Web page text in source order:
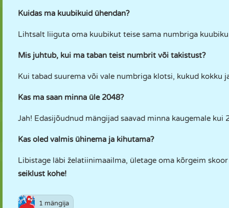
Kuidas ma kuubikuid ühendan?
Lihtsalt liiguta oma kuubikut teise sama numbriga
Mis juhtub, kui ma taban teist numbrit või takistust?
Kui tabad suurema või vale numbriga klotsi, kukud kokku
Kas ma saan minna üle 2048?
Jah! Edasijõudnud mängijad saavad minna kaugemale
Kas oled valmis ühinema ja kihutama?
Libistage läbi želatiinimaailma, ületage oma kõrgeim
seiklust kohe!
1 mängija